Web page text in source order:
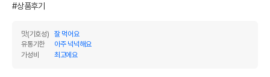
#상품후기
맛(기호성)
잘 먹어요
유통기한
아주 넉넉해요
가성비
최고에요